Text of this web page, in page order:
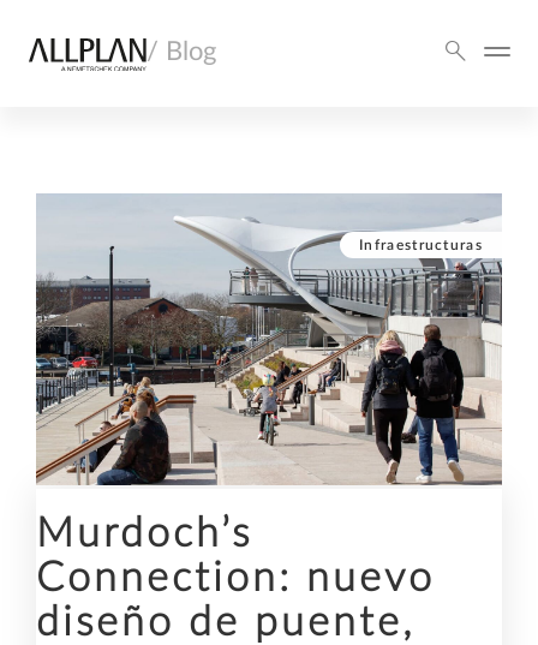
/ Blog
Infraestructuras
Murdoch’s
Connection: nuevo
diseño de puente,